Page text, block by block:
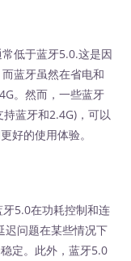
低于蓝牙5.0.这是因
蓝牙虽然在省电和
。然而，一些蓝牙
蓝牙和2.4G)，可以
好的使用体验。
5.0在功耗控制和连
迟问题在某些情况下
定。此外，蓝牙5.0